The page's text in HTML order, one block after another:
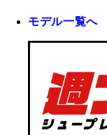
モデル一覧へ